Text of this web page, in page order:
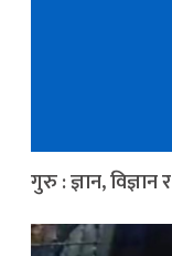
गुरु : ज्ञान,